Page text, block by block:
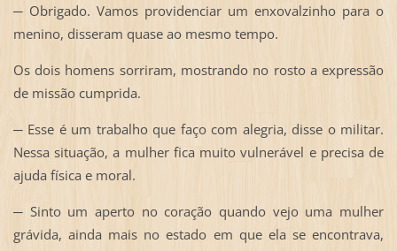
─ Obrigado. Vamos providenciar um enxovalzinho para o
menino, disseram quase ao mesmo tempo.
Os dois homens sorriram, mostrando no rosto a expressão
de missão cumprida.
─ Esse é um trabalho que faço com alegria, disse o militar.
Nessa situação, a mulher fica muito vulnerável e precisa de
ajuda física e moral.
─ Sinto um aperto no coração quando vejo uma mulher
grávida, ainda mais no estado em que ela se encontrava,